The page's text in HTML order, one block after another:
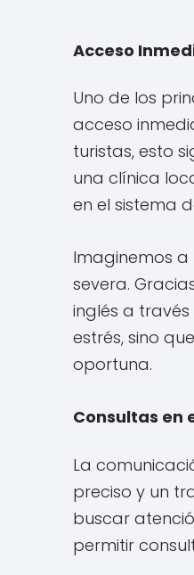
Acceso
Uno de los
acceso
turistas, esto
una clínica
en el sistema
Imaginemos a
severa.
inglés a
estrés, sino
oportuna.
Consultas en
La
preciso y un
buscar
permitir